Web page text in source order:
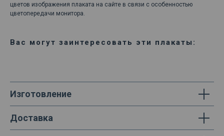
цветов изображения плаката на сайте в связи с особенностью
цветопередачи монитора.
Вас могут заинтересовать эти плакаты:
Изготовление
Доставка